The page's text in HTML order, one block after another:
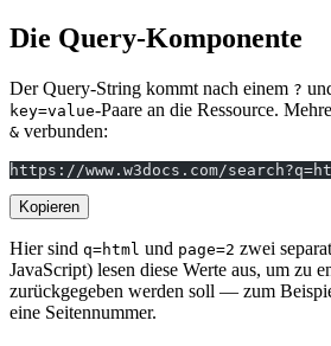
Die Query-Komponente
Der Query-String kommt nach einem ?
key=value-Paare an die Ressource.
& verbunden:
https://www.w3docs.com/
Kopieren
Hier sind q=html und page=2 zwei
JavaScript) lesen diese Werte aus, um zu
zurückgegeben werden soll — zum
eine Seitennummer.